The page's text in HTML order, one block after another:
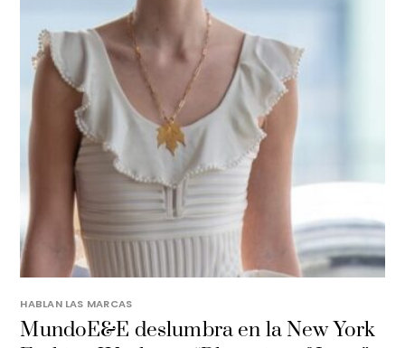
HABLAN LAS MARCAS
MundoE&E deslumbra en la New York